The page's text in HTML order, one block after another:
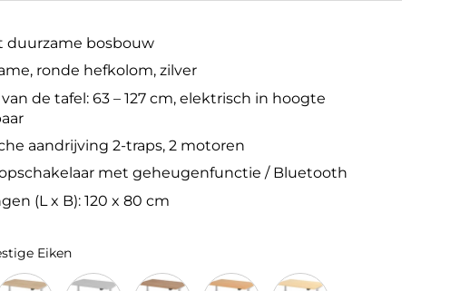
duurzame bosbouw
ronde hefkolom, zilver
de tafel: 63 – 127 cm, elektrisch in hoogte
aandrijving 2-traps, 2 motoren
met geheugenfunctie / Bluetooth
(L x B): 120 x 80 cm
Eiken